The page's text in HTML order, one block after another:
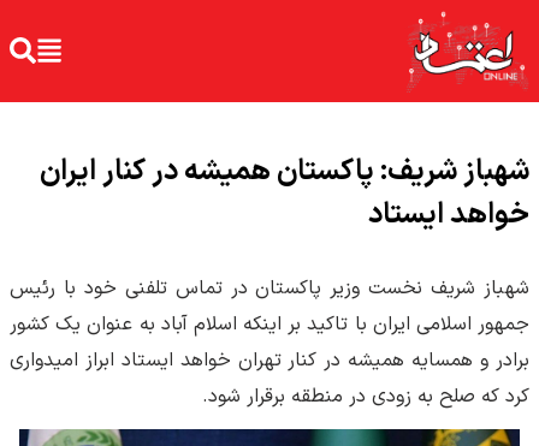
شهباز شریف: پاکستان همیشه در کنار ایران
خواهد ایستاد
شهباز شریف نخست وزیر پاکستان در تماس تلفنی خود با رئیس
جمهور اسلامی ایران با تاکید بر اینکه اسلام آباد به عنوان یک کشور
برادر و همسایه همیشه در کنار تهران خواهد ایستاد ابراز امیدواری
کرد که صلح به زودی در منطقه برقرار شود.